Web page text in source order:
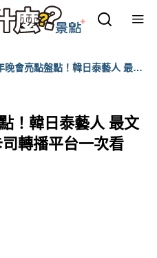
晚會亮點盤點！韓日泰藝人 最文
！韓日泰藝人 最文
轉播平台一次看